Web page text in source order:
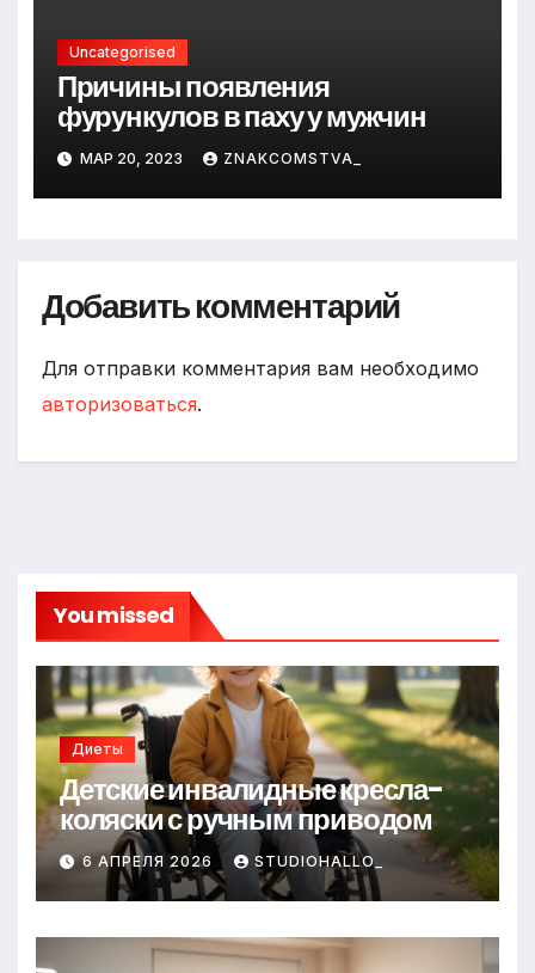
Uncategorised
Причины появления
фурункулов в паху у мужчин
МАР 20, 2023 ZNAKCOMSTVA_
Добавить комментарий
Для отправки комментария вам необходимо
авторизоваться.
You missed
Диеты
Детские инвалидные кресла-
коляски с ручным приводом
6 АПРЕЛЯ 2026 STUDIOHALLO_